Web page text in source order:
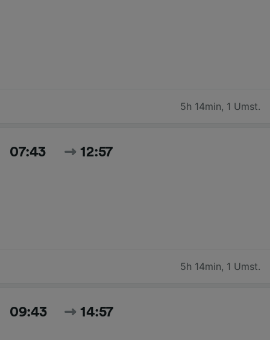
5h 14min, 1 Umst.
07:43 12:57
5h 14min, 1 Umst.
09:43 14:57